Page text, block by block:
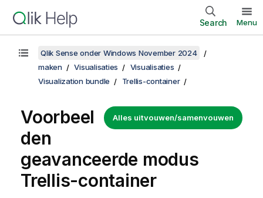
Search Menu
Qlik Sense onder Windows November 2024
maken
Visualisaties
Visualisaties
Visualization bundle
Trellis-container
Alles uitvouwen/samenvouwen
Voorbeel
den
geavanceerde modus
Trellis-container